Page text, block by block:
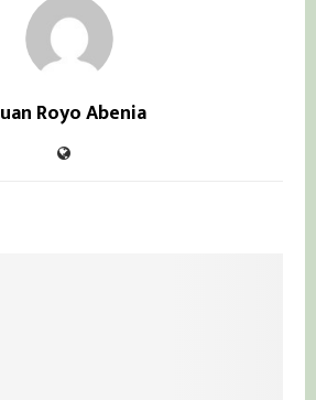
Royo Abenia